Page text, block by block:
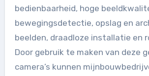
bedienbaarheid, hoge
bewegingsdetectie, opslag en
beelden, draadloze installatie en
Door gebruik te maken van deze
camera’s kunnen